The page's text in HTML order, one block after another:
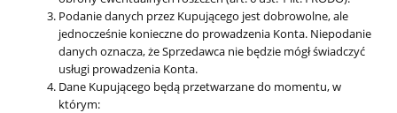
Podanie danych przez Kupującego jest dobrowolne, ale
jednocześnie konieczne do prowadzenia Konta. Niepodanie
danych oznacza, że Sprzedawca nie będzie mógł świadczyć
usługi prowadzenia Konta.
Dane Kupującego będą przetwarzane do momentu, w
którym: